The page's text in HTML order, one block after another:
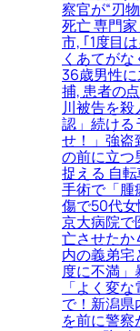
察官が“刃
死亡 専門
市, ｢1度目
くあてが
36歳男性
捕, 患者の
川被告を殺
認」続ける
せ！」強盗
の前に立つ
捉える 自
手術で「腫
傷で50代
京大病院で
亡させたか
内の義弟宅
度に不満」
「よく変
で！新潟県
を前に警